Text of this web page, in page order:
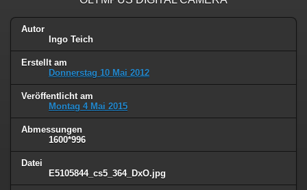
Autor
Ingo Teich
Erstellt am
Donnerstag 10 Mai 2012
Veröffentlicht am
Montag 4 Mai 2015
Abmessungen
1600*996
Datei
E5105844_cs5_364_DxO.jpg